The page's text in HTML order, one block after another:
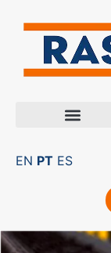
EN PT ES